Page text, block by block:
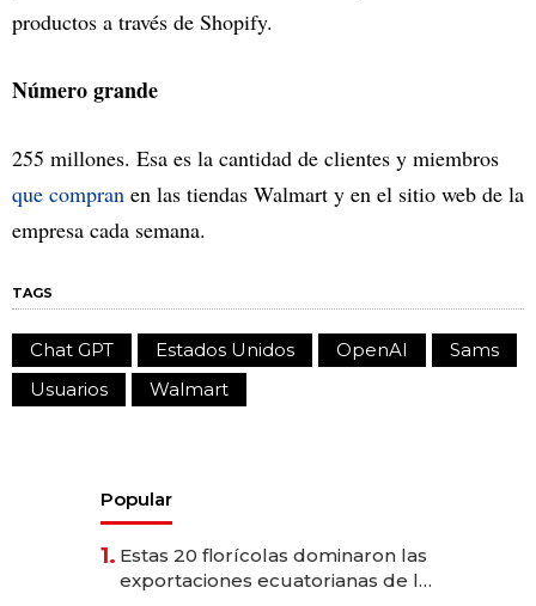
productos a través de Shopify.
Número grande
255 millones. Esa es la cantidad de clientes y miembros
que compran en las tiendas Walmart y en el sitio web de la
empresa cada semana.
TAGS
Chat GPT Estados Unidos OpenAI
Sams
Usuarios
Walmart
Popular
1. Estas 20 florícolas dominaron las
exportaciones ecuatorianas de la